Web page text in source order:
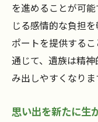
を進めることが可
じる感情的な負担
ポートを提供する
通じて、遺族は精
み出しやすくなりま
思い出を新たに生